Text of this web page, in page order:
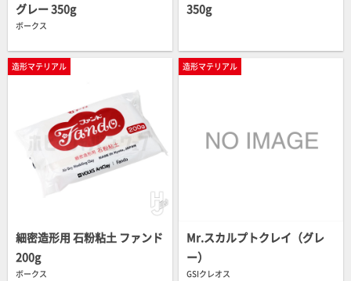
グレー 350g
ボークス
350g
造形マテリアル
細密造形用 石粉粘土 ファンド
200g
ボークス
造形マテリアル
Mr.スカルプトクレイ（グレ
ー）
GSIクレオス